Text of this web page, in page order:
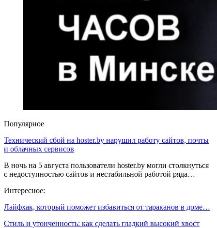
Популярное
Технический сбой на hoster.by нарушил работу сайтов, почты
и облачных сервисов
В ночь на 5 августа пользователи hoster.by могли столкнуться
с недоступностью сайтов и нестабильной работой ряда…
Интересное:
Лайфхак, который поможет избавиться от тараканов в доме…
Стиль и утонченность: как сделать гладкий высокий хвост